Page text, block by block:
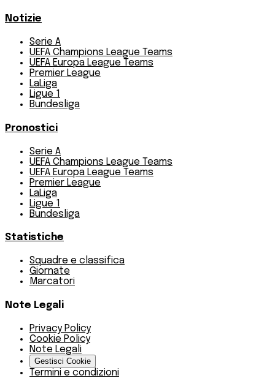
Notizie
Serie A
UEFA Champions League Teams
UEFA Europa League Teams
Premier League
LaLiga
Ligue 1
Bundesliga
Pronostici
Serie A
UEFA Champions League Teams
UEFA Europa League Teams
Premier League
LaLiga
Ligue 1
Bundesliga
Statistiche
Squadre e classifica
Giornate
Marcatori
Note Legali
Privacy Policy
Cookie Policy
Note Legali
Gestisci Cookie
Termini e condizioni